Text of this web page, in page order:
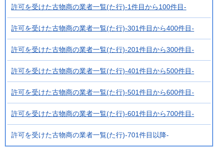
許可を受けた古物商の業者一覧(た行)-1件目から100件目-
許可を受けた古物商の業者一覧(た行)-301件目から400件目-
許可を受けた古物商の業者一覧(た行)-201件目から300件目-
許可を受けた古物商の業者一覧(た行)-401件目から500件目-
許可を受けた古物商の業者一覧(た行)-501件目から600件目-
許可を受けた古物商の業者一覧(た行)-601件目から700件目-
許可を受けた古物商の業者一覧(た行)-701件目以降-